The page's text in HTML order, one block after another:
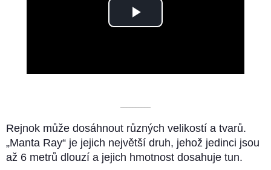
Play
––––––––––
Rejnok může dosáhnout různých velikostí a tvarů.
„Manta Ray“ je jejich největší druh, jehož jedinci jsou
až 6 metrů dlouzí a jejich hmotnost dosahuje tun.